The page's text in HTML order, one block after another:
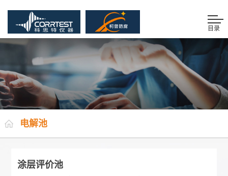
目录
电解池
涂层评价池